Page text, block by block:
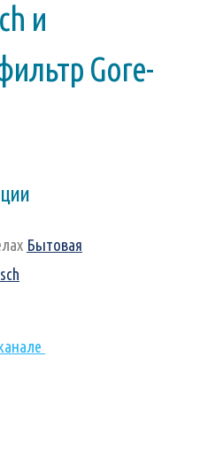
и
Gore-
Бытовая